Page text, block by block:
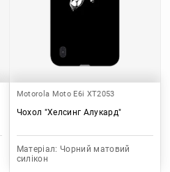
Motorola Moto E6i XT2053
Чохол "Хелсинг Алукард"
Матеріал: Чорний матовий
силікон